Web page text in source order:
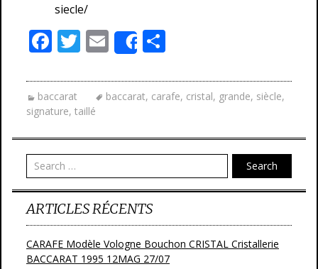
siecle/
F
ac
e
b
o
o
k
T
w
itt
er
E
m
ai
l
Share
ta
g
er
baccarat baccarat, carafe, cristal, grande, siècle,
signature, taillé
Search
ARTICLES RÉCENTS
CARAFE Modèle Vologne Bouchon CRISTAL Cristallerie
BACCARAT 1995 12MAG 27/07